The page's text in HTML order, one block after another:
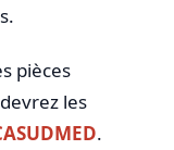
pièces
les
.